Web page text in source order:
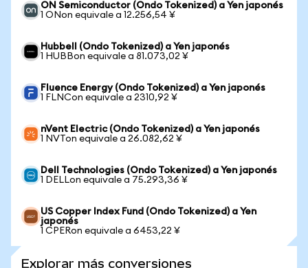
ON Semiconductor (Ondo Tokenized) a Yen japonés
1 ONon equivale a 12.256,54 ¥
Hubbell (Ondo Tokenized) a Yen japonés
1 HUBBon equivale a 81.073,02 ¥
Fluence Energy (Ondo Tokenized) a Yen japonés
1 FLNCon equivale a 2310,92 ¥
nVent Electric (Ondo Tokenized) a Yen japonés
1 NVTon equivale a 26.082,62 ¥
Dell Technologies (Ondo Tokenized) a Yen japonés
1 DELLon equivale a 75.293,36 ¥
US Copper Index Fund (Ondo Tokenized) a Yen
japonés
1 CPERon equivale a 6453,22 ¥
Explorar más conversiones